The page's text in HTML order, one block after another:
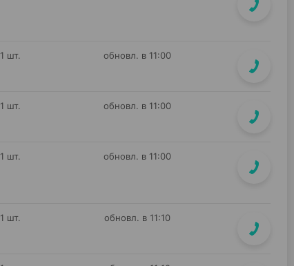
1 шт. обновл. в 11:00
1 шт. обновл. в 11:00
1 шт. обновл. в 11:00
1 шт. обновл. в 11:10